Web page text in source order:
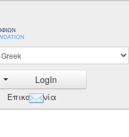
LogIn
Επικοινωνία